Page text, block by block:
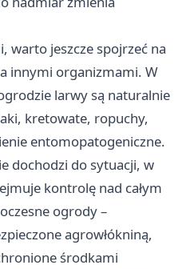
warto jeszcze spojrzeć na
innymi organizmami. W
larwy są naturalnie
kretowate, ropuchy,
entomopatogeniczne.
dochodzi do sytuacji, w
kontrolę nad całym
ogrody –
agrowłókniną,
środkami